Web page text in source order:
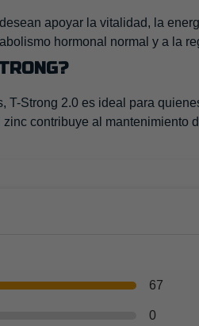
apoyar la vitalidad, la
hormonal normal y a la
Strong 2.0 es ideal para
contribuye al mantenimiento
67
0